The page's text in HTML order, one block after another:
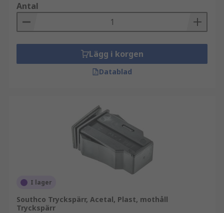
Antal
Lägg i korgen
Datablad
I lager
Southco Tryckspärr, Acetal, Plast, mothåll
Tryckspärr